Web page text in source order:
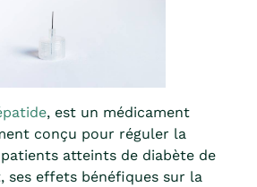
, est un médicament
conçu pour réguler la
atteints de diabète de
ses effets bénéfiques sur la